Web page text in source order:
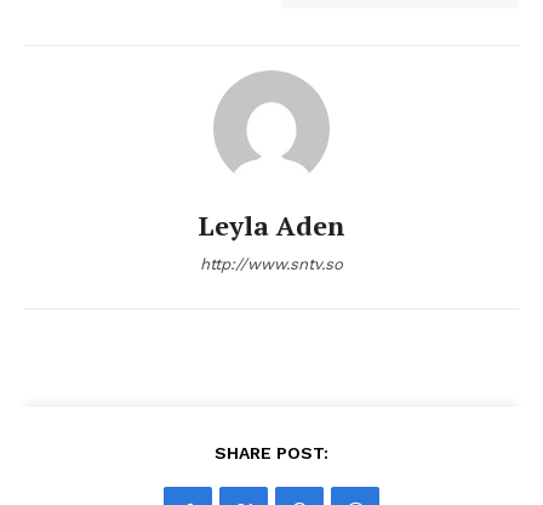
Leyla Aden
http://www.sntv.so
SHARE POST: